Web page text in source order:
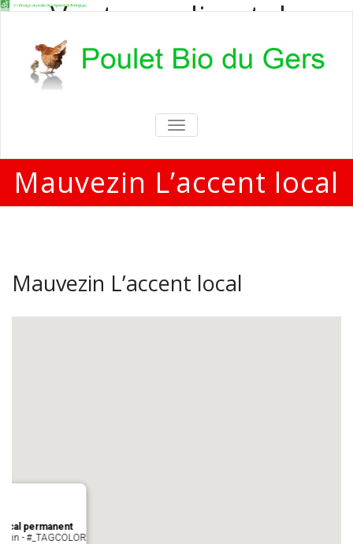
Vente en direct de
poulets bio
Vente en direct de poulets bio aux
particuliers et professionnels
TOGGLE
NAVIGATION
Mauvezin L’accent local
Mauvezin L’accent local
permanent
- #_TAGCOLOR